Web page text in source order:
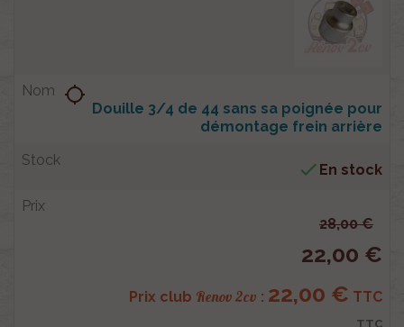
Douille 3/4 de 44 sans sa poignée pour
démontage frein arrière
location_searching
 En stock
28,00 €
22,00 €
Prix club Renov 2cv : 22,00 € TTC
TTC